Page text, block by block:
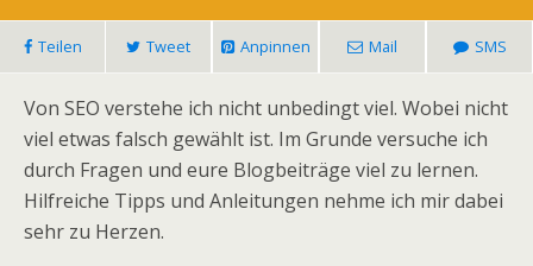
Teilen Tweet Anpinnen Mail SMS
Von SEO verstehe ich nicht unbedingt viel. Wobei nicht
viel etwas falsch gewählt ist. Im Grunde versuche ich
durch Fragen und eure Blogbeiträge viel zu lernen.
Hilfreiche Tipps und Anleitungen nehme ich mir dabei
sehr zu Herzen.